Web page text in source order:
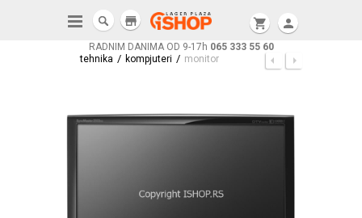
RADNIM DANIMA OD 9-17h 065 333 55 60
shopping_cart person
store
tehnika / kompjuteri / monitor